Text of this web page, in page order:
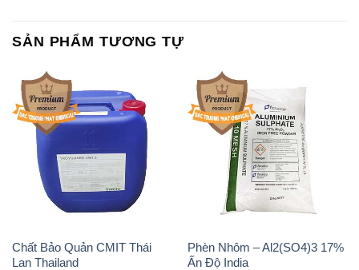
SẢN PHẨM TƯƠNG TỰ
Chất Bảo Quản CMIT Thái
Lan Thailand
Phèn Nhôm – Al2(SO4)3 17%
Ấn Độ India